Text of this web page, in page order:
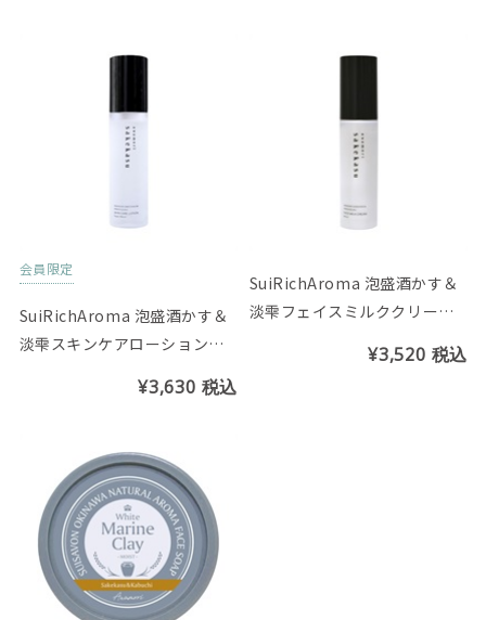
会員限定
SuiRichAroma 泡盛酒かす＆
淡雫スキンケアローション
¥3,630 税込
SuiRichAroma 泡盛酒かす＆
淡雫フェイスミルククリーム
¥3,520 税込